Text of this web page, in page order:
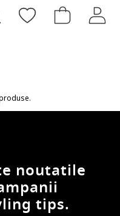
noutatile
tips.